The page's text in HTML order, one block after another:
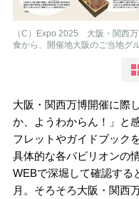
（C）Expo 2025 大阪・関西
食から、開催地大阪のご当地グ
大阪・関西万博開催に際
か、ようわからん！」と
フレットやガイドブック
具体的な各パビリオンの
WEBで深堀して確認する
月。そろそろ大阪・関西